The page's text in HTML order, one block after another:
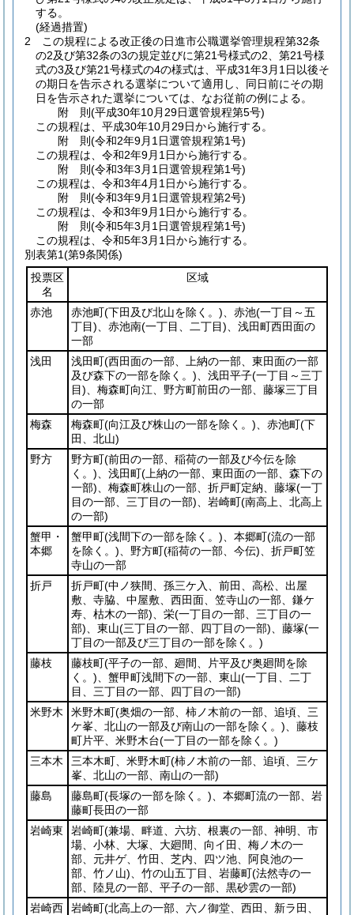
する。
(経過措置)
2
この規程による改正後の日進市公職選挙管理規程第32条
の2及び第32条の3の規定並びに第21号様式の2、第21号様
式の3及び第21号様式の4の様式は、平成31年3月1日以後そ
の期日を告示される選挙について適用し、同日前にその期
日を告示された選挙については、なお従前の例による。
附 則(平成30年10月29日選管規程第5号)
この規程は、平成30年10月29日から施行する。
附 則(令和2年9月1日選管規程第1号)
この規程は、令和2年9月1日から施行する。
附 則(令和3年3月1日選管規程第1号)
この規程は、令和3年4月1日から施行する。
附 則(令和3年9月1日選管規程第2号)
この規程は、令和3年9月1日から施行する。
附 則(令和5年3月1日選管規程第1号)
この規程は、令和5年3月1日から施行する。
別表第1(第9条関係)
投票区
名
区域
赤池 赤池町(下田及び北山を除く。) 、赤池(一丁目～五
丁目) 、赤池南(一丁目、二丁目) 、浅田町西田面の
一部
浅田
浅田町(西田面の一部、上納の一部、東田面の一部
及び森下の一部を除く。) 、浅田平子(一丁目～三丁
目) 、梅森町向江、野方町前田の一部、藤塚三丁目
の一部
梅森
梅森町(向江及び株山の一部を除く。) 、赤池町(下
田、北山)
野方
野方町(前田の一部、稲荷の一部及び今伝を除
く。) 、浅田町(上納の一部、東田面の一部、森下の
一部) 、梅森町株山の一部、折戸町定納、藤塚(一丁
目の一部、三丁目の一部) 、岩崎町(南高上、北高上
の一部)
蟹甲・
本郷
蟹甲町(浅間下の一部を除く。) 、本郷町(流の一部
を除く。) 、野方町(稲荷の一部、今伝) 、折戸町笠
寺山の一部
折戸
折戸町(中ノ狭間、孫三ケ入、前田、高松、出屋
敷、寺脇、中屋敷、西田面、笠寺山の一部、鎌ケ
寿、枯木の一部) 、栄(一丁目の一部、三丁目の一
部) 、東山(三丁目の一部、四丁目の一部) 、藤塚(一
丁目の一部及び三丁目の一部を除く。)
藤枝
藤枝町(平子の一部、廻間、片平及び奥廻間を除
く。) 、蟹甲町浅間下の一部、東山(一丁目、二丁
目、三丁目の一部、四丁目の一部)
米野木
米野木町(奥畑の一部、柿ノ木前の一部、追頃、三
ケ峯、北山の一部及び南山の一部を除く。) 、藤枝
町片平、米野木台(一丁目の一部を除く。)
三本木
三本木町、米野木町(柿ノ木前の一部、追頃、三ケ
峯、北山の一部、南山の一部)
藤島
藤島町(長塚の一部を除く。) 、本郷町流の一部、岩
藤町長田の一部
岩崎東
岩崎町(兼場、畔道、六坊、根裏の一部、神明、市
場、小林、大塚、大廻間、向イ田、梅ノ木の一
部、元井ゲ、竹田、芝内、四ツ池、阿良池の一
部、竹ノ山) 、竹の山五丁目、岩藤町(法然寺の一
部、陸見の一部、平子の一部、黒砂雲の一部)
岩崎西
岩崎町(北高上の一部、六ノ御堂、西田、新ラ田、